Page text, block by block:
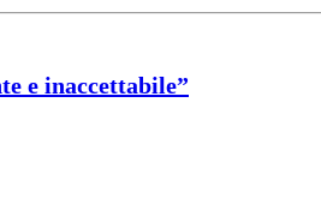
e inaccettabile”